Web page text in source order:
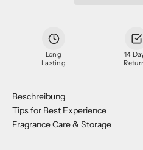
Long
Lasting
14
Beschreibung
Tips for Best Experience
Fragrance Care & Storage